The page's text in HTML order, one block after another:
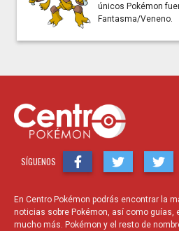
únicos Pokémon
Fantasma/Veneno.
SÍGUENOS
En Centro Pokémon podrás encontrar la
noticias sobre Pokémon, así como guías,
mucho más. Pokémon y el resto de